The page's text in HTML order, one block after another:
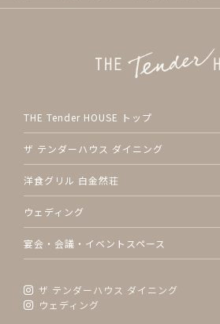
THE Tender HOUSE トップ
ザ テンダーハウス ダイニング
洋食グリル 白金然荘
ウェディング
宴会・会議・イベントスペース
ザ テンダーハウス ダイニング
ウェディング